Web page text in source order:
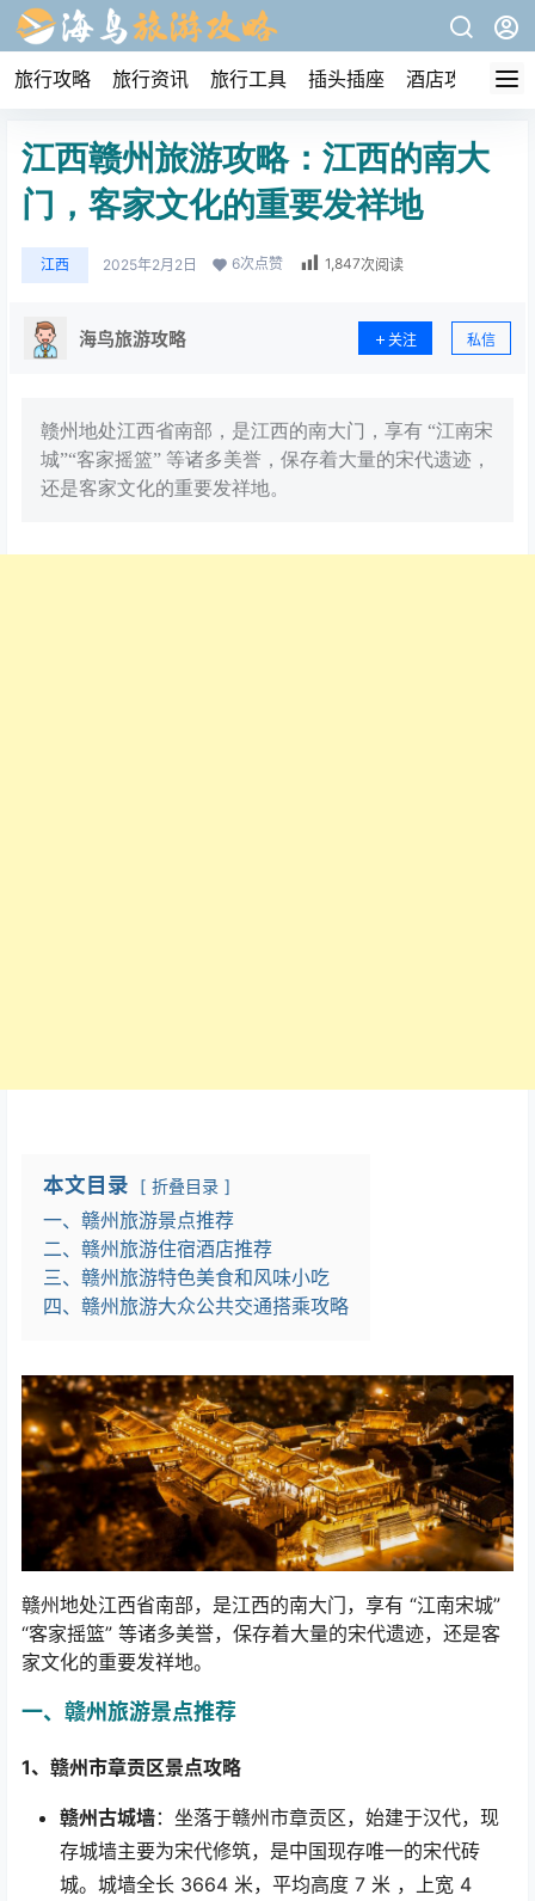
旅行攻略 旅行资讯 旅行工具 插头插座 酒店攻略
江西赣州旅游攻略：江西的南大
门，客家文化的重要发祥地
江西 2025年2月2日 6次点赞 1,847次阅读
海鸟旅游攻略 关注 私信
赣州地处江西省南部，是江西的南大门，享有 “江南宋
城”“客家摇篮” 等诸多美誉，保存着大量的宋代遗迹，
还是客家文化的重要发祥地。
本文目录 折叠目录
一、赣州旅游景点推荐
二、赣州旅游住宿酒店推荐
三、赣州旅游特色美食和风味小吃
四、赣州旅游大众公共交通搭乘攻略
赣州地处江西省南部，是江西的南大门，享有 “江南宋城”
“客家摇篮” 等诸多美誉，保存着大量的宋代遗迹，还是客
家文化的重要发祥地。
一、赣州旅游景点推荐
1、赣州市章贡区景点攻略
赣州古城墙：坐落于赣州市章贡区，始建于汉代，现
存城墙主要为宋代修筑，是中国现存唯一的宋代砖
城。城墙全长 3664 米，平均高度 7 米 ，上宽 4